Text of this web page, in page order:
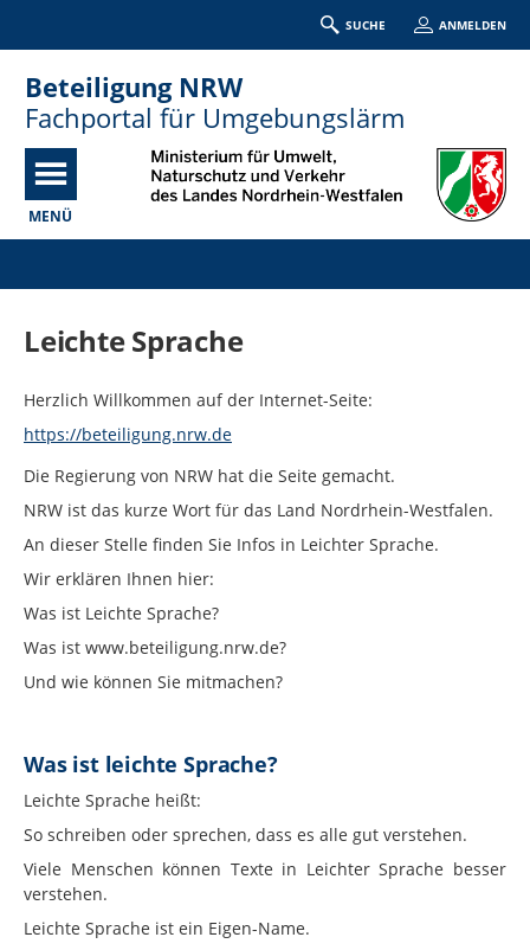
SUCHE ANMELDEN
Beteiligung NRW
Fachportal für Umgebungslärm
MENÜ
Leichte Sprache
Herzlich Willkommen auf der Internet-Seite:
https://beteiligung.nrw.de
Die Regierung von NRW hat die Seite gemacht.
NRW ist das kurze Wort für das Land Nordrhein-Westfalen.
An dieser Stelle finden Sie Infos in Leichter Sprache.
Wir erklären Ihnen hier:
Was ist Leichte Sprache?
Was ist www.beteiligung.nrw.de?
Und wie können Sie mitmachen?
Was ist leichte Sprache?
Leichte Sprache heißt:
So schreiben oder sprechen, dass es alle gut verstehen.
Viele Menschen können Texte in Leichter Sprache besser
verstehen.
Leichte Sprache ist ein Eigen-Name.